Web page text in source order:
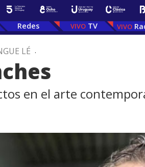
Redes TV
LÉ .
en el arte